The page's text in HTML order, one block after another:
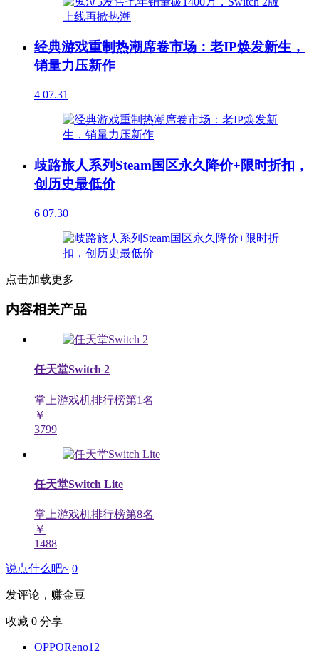
经典游戏重制热潮席卷市场：老IP焕发新生，
销量力压新作
4 07.31
歧路旅人系列Steam国区永久降价+限时折扣，
创历史最低价
6 07.30
点击加载更多
内容相关产品
任天堂Switch 2
掌上游戏机排行榜第1名
￥
3799
任天堂Switch Lite
掌上游戏机排行榜第8名
￥
1488
说点什么吧~ 0
发评论，赚金豆
收藏 0 分享
OPPOReno12